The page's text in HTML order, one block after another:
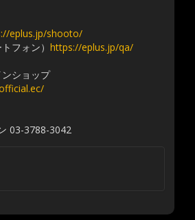
eplus.jp/shooto/
フォン） https://eplus.jp/qa/
ンショップ
03-3788-3042